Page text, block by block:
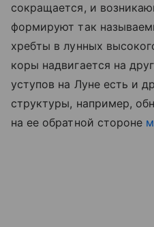
сокращается, и
формируют так
хребты в лунных
коры надвигается на
уступов на Луне есть и
структуры, например,
на ее обратной стороне